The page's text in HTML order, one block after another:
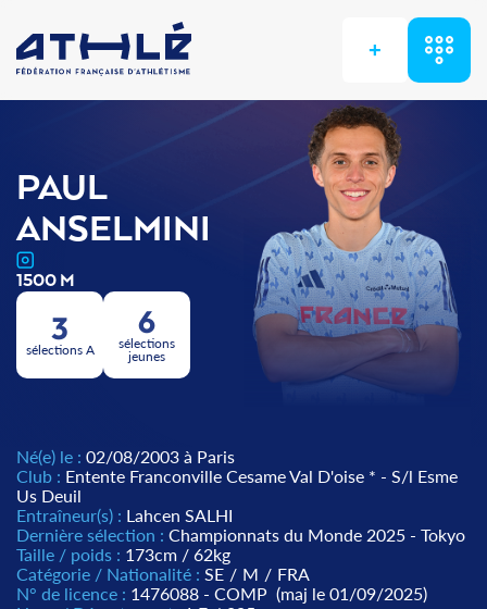
+
PAUL
ANSELMINI
1500 M
3
sélections A
6
sélections
jeunes
Né(e) le : 02/08/2003 à Paris
Club : Entente Franconville Cesame Val D'oise * - S/l Esme
Us Deuil
Entraîneur(s) : Lahcen SALHI
Dernière sélection : Championnats du Monde 2025 - Tokyo
Taille / poids : 173cm / 62kg
Catégorie / Nationalité : SE / M / FRA
N° de licence : 1476088 - COMP (maj le 01/09/2025)